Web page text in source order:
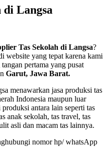
di Langsa
Tas Sekolah di Langsa?
website yang tepat karena kami
pertama yang pusat
Garut, Jawa Barat.
menawarkan jasa produksi tas
Indonesia maupun luar
antara lain seperti tas
anak sekolah, tas travel, tas
asli dan macam tas lainnya.
nomor hp/ whatsApp